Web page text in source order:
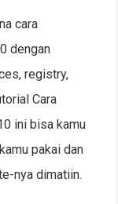
cara
dengan
registry,
Cara
ini bisa kamu
pakai dan
nya dimatiin.